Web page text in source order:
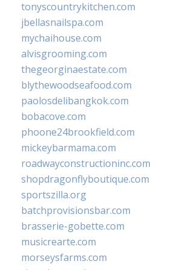
tonyscountrykitchen.com
jbellasnailspa.com
mychaihouse.com
alvisgrooming.com
thegeorginaestate.com
blythewoodseafood.com
paolosdelibangkok.com
bobacove.com
phoone24brookfield.com
mickeybarmama.com
roadwayconstructioninc.com
shopdragonflyboutique.com
sportszilla.org
batchprovisionsbar.com
brasserie-gobette.com
musicrearte.com
morseysfarms.com